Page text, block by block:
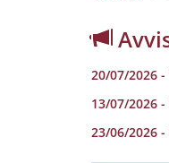
20/07/2026
13/07/2026
23/06/2026